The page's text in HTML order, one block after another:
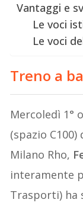
Vantaggi e
Le voci
Le voci
Treno a
Mercoledì 1°
(spazio C100)
Milano Rho,
interamente
Trasporti) ha